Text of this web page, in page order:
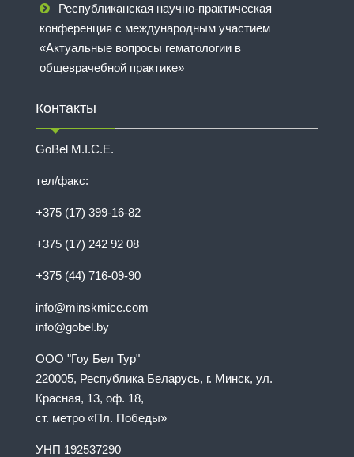
Республиканская научно-практическая
конференция с международным участием
«Актуальные вопросы гематологии в
общеврачебной практике»
Контакты
GoBel M.I.C.E.
тел/факс:
+375 (17) 399-16-82
+375 (17) 242 92 08
+375 (44) 716-09-90
info@minskmice.com
info@gobel.by
ООО "Гоу Бел Тур"
220005, Республика Беларусь, г. Минск, ул.
Красная, 13, оф. 18,
ст. метро «Пл. Победы»
УНП 192537290